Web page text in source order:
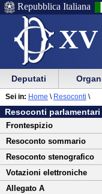
Menu
di
ausilio
alla
navigazione
Vai
Menu
di
navigazione
principale
Repubblica Italiana
Menu
di
navigazione
principale
Vai
menu
di
sezione
Deputati
Vai
al
contenuto
Resoconti parlamentari
Frontespizio
Resoconto sommario
Resoconto stenografico
Votazioni elettroniche
Allegato A
Sei in: Home \ Resoconti \